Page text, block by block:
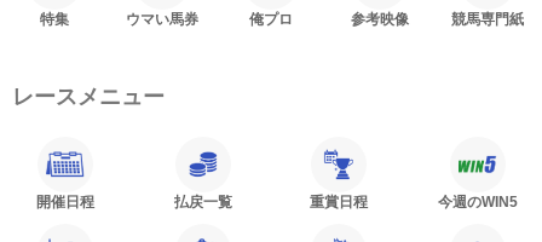
特集 ウマい馬券 俺プロ 参考映像 競馬専門紙
レースメニュー
開催日程 払戻一覧 重賞日程 今週のWIN5